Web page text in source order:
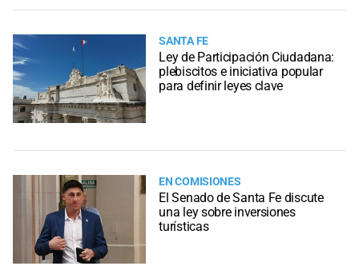
SANTA FE
Ley de Participación Ciudadana:
plebiscitos e iniciativa popular
para definir leyes clave
EN COMISIONES
El Senado de Santa Fe discute
una ley sobre inversiones
turísticas